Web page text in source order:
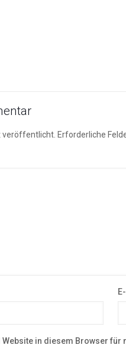
veröffentlicht. Erforderliche
in diesem Browser